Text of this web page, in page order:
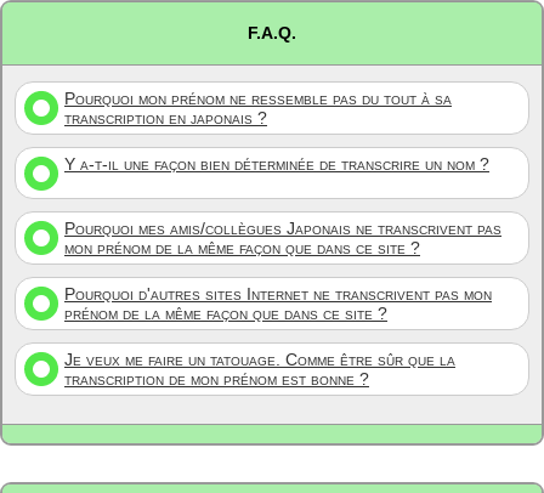
F.A.Q.
Pourquoi mon prénom ne ressemble pas du tout à sa
transcription en japonais ?
Y a-t-il une façon bien déterminée de transcrire un nom ?
Pourquoi mes amis/collègues Japonais ne transcrivent pas
mon prénom de la même façon que dans ce site ?
Pourquoi d'autres sites Internet ne transcrivent pas mon
prénom de la même façon que dans ce site ?
Je veux me faire un tatouage. Comme être sûr que la
transcription de mon prénom est bonne ?